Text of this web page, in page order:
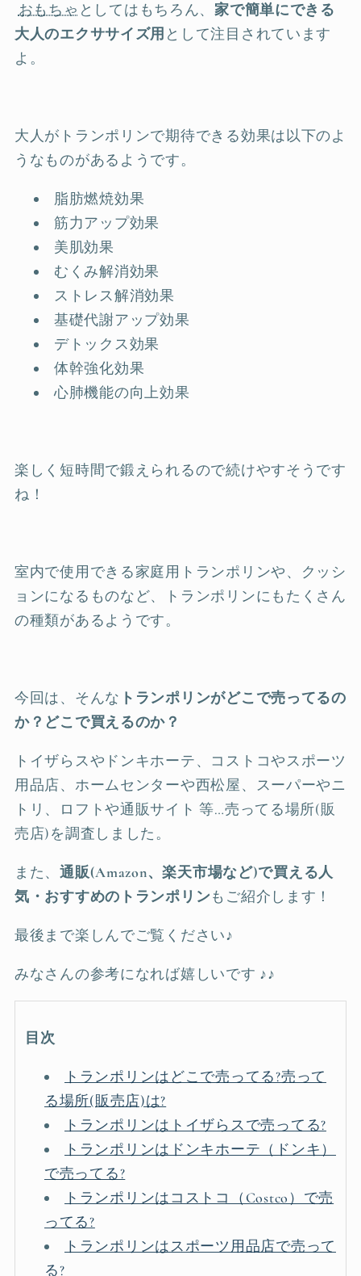
おもちゃ としてはもちろん、家で簡単にできる
大人のエクササイズ用 として注目されています
よ。
大人がトランポリンで期待できる効果は以下のよ
うなものがあるようです。
脂肪燃焼効果
筋力アップ効果
美肌効果
むくみ解消効果
ストレス解消効果
基礎代謝アップ効果
デトックス効果
体幹強化効果
心肺機能の向上効果
楽しく短時間で鍛えられるので続けやすそうです
ね！
室内で使用できる家庭用トランポリンや、クッシ
ョンになるものなど、トランポリンにもたくさん
の種類があるようです。
今回は、そんな トランポリンがどこで売ってるの
か？どこで買えるのか？
トイザらスやドンキホーテ、コストコやスポーツ
用品店、ホームセンターや西松屋、スーパーやニ
トリ、ロフトや通販サイト 等…売ってる場所(販
売店)を調査しました。
また、通販(Amazon、楽天市場など)で買える人
気・おすすめのトランポリンもご紹介します！
最後まで楽しんでご覧ください♪
みなさんの参考になれば嬉しいです ♪♪
目次
トランポリンはどこで売ってる?売って
る場所(販売店)は?
トランポリンはトイザらスで売ってる?
トランポリンはドンキホーテ（ドンキ）
で売ってる?
トランポリンはコストコ（Costco）で売
ってる?
トランポリンはスポーツ用品店で売って
る?